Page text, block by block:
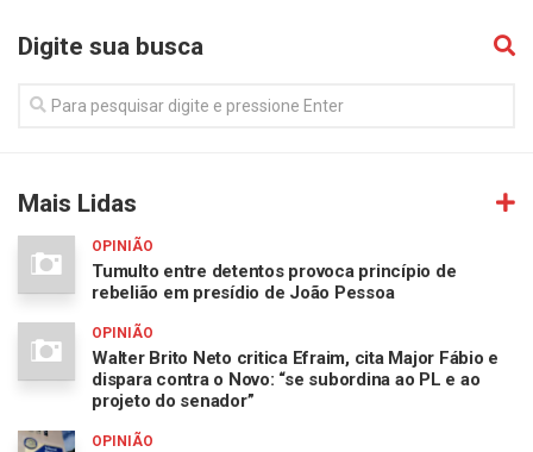
Digite sua busca
Mais Lidas
OPINIÃO
Tumulto entre detentos provoca princípio de
rebelião em presídio de João Pessoa
OPINIÃO
Walter Brito Neto critica Efraim, cita Major Fábio e
dispara contra o Novo: “se subordina ao PL e ao
projeto do senador”
OPINIÃO